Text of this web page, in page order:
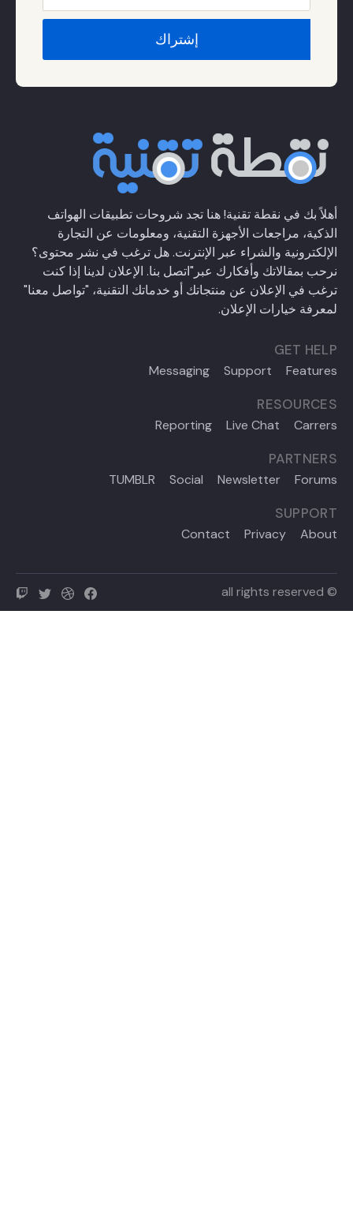
هنا تجد شروحات تطبيقات الهواتف
التقنية، ومعلومات عن التجارة
عبر الإنترنت. هل ترغب في نشر محتوى؟
عبر"اتصل بنا. الإعلان لدينا إذا كنت
أو خدماتك التقنية،"تواصل معنا"
Messaging
Reporting
Social
TUMBLR
Contact